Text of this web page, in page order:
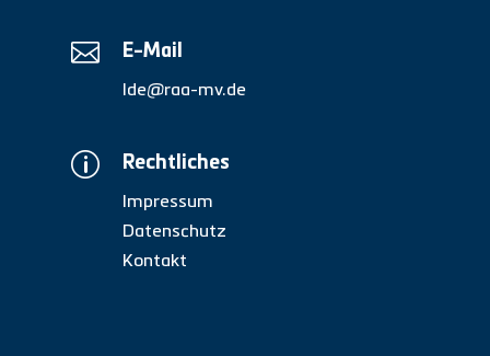
 E-Mail
lde@raa-mv.de
p Rechtliches
Impressum
Datenschutz
Kontakt